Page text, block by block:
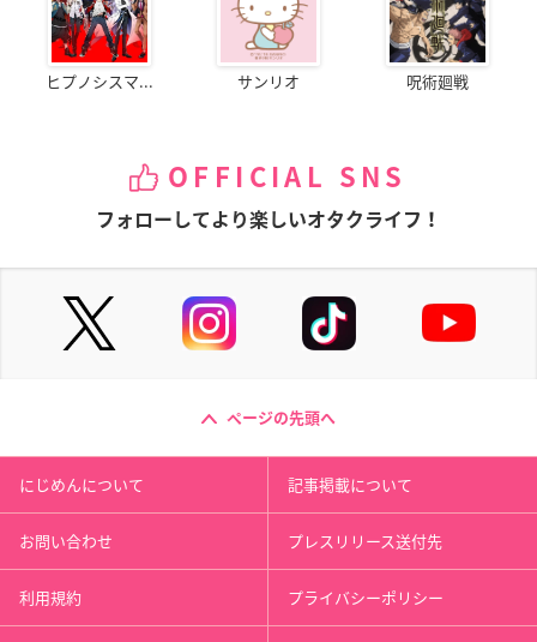
ヒプノシスマ... サンリオ 呪術廻戦
OFFICIAL SNS
フォローしてより楽しいオタクライフ！
ページの先頭へ
にじめんについて 記事掲載について
お問い合わせ プレスリリース送付先
利用規約 プライバシーポリシー